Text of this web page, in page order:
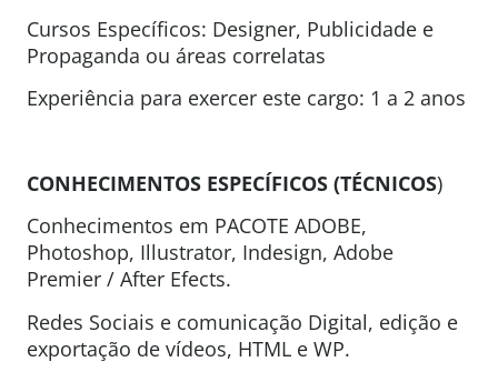
Cursos Específicos: Designer, Publicidade e
Propaganda ou áreas correlatas
Experiência para exercer este cargo: 1 a 2 anos
CONHECIMENTOS ESPECÍFICOS (TÉCNICOS)
Conhecimentos em PACOTE ADOBE,
Photoshop, Illustrator, Indesign, Adobe
Premier / After Efects.
Redes Sociais e comunicação Digital, edição e
exportação de vídeos, HTML e WP.